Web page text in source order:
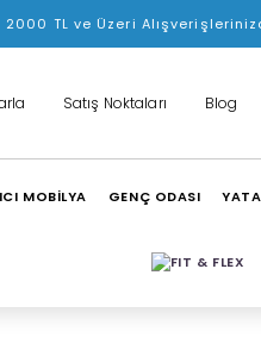
2000 TL ve Üzeri
Satış Noktaları Blog
MOBİLYA GENÇ ODASI